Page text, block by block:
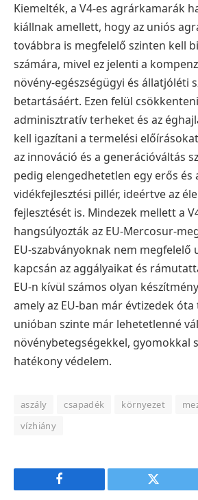
Kiemelték, a V4-es agrárkamarák
kiállnak amellett, hogy az uniós
továbbra is megfelelő szinten kell
számára, mivel ez jelenti a
növény-egészségügyi és állatjóléti
betartásáért. Ezen felül
adminisztratív terheket és az
kell igazítani a termelési
az innováció és a generációváltás
pedig elengedhetetlen egy erős és
vidékfejlesztési pillér, ideértve az
fejlesztését is. Mindezek mellett a
hangsúlyozták az EU-Mercosur-
EU-szabványoknak nem
kapcsán az aggályaikat és
EU-n kívül számos olyan
amely az EU-ban már évtizedek
unióban szinte már lehetetlenné
növénybetegségekkel, gyomokkal
hatékony védelem.
aszály csapadék környezet
vízhiány
Facebook Twitter